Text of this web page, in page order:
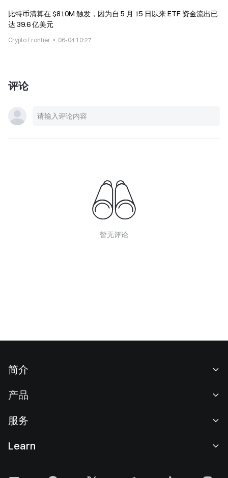
比特币清算在 $810M 触发，因为自 5 月 15 日以来 ETF 资金流出已
达 39.6 亿美元
Crypto Frontier 06-04 10:27
评论
暂无评论
简介
新闻中心
产品
现货交易
服务
Learn